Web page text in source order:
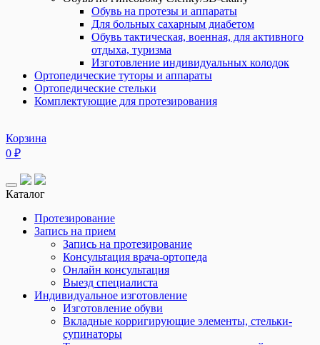
Обувь на протезы и аппараты
Для больных сахарным диабетом
Обувь тактическая, военная, для активного
отдыха, туризма
Изготовление индивидуальных колодок
Ортопедические туторы и аппараты
Ортопедические стельки
Комплектующие для протезирования
Корзина
0 ₽
Каталог
Протезирование
Запись на прием
Запись на протезирование
Консультация врача-ортопеда
Онлайн консультация
Выезд специалиста
Индивидуальное изготовление
Изготовление обуви
Вкладные корригирующие элементы, стельки-
супинаторы